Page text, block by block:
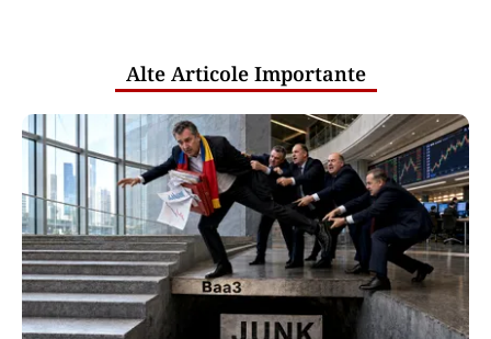
Alte Articole Importante